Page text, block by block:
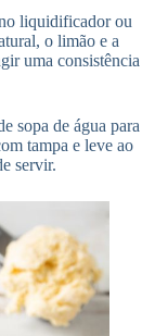
liquidificador ou
o limão e a
uma consistência
sopa de água para
tampa e leve ao
servir.